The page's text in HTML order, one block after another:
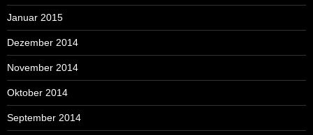
Januar 2015
Dezember 2014
November 2014
Oktober 2014
September 2014